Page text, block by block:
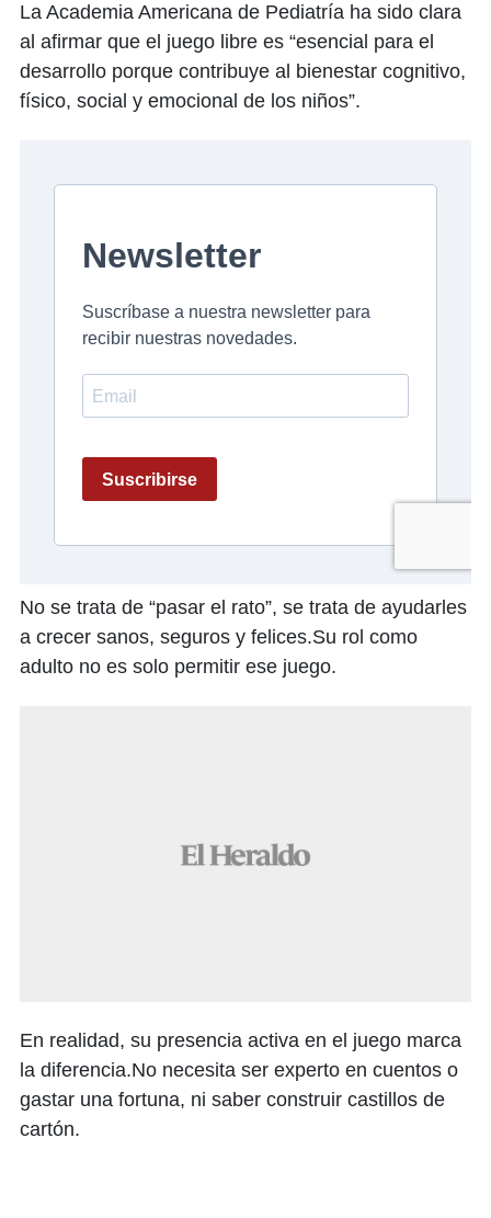
La Academia Americana de Pediatría ha sido clara
al afirmar que el juego libre es “esencial para el
desarrollo porque contribuye al bienestar cognitivo,
físico, social y emocional de los niños”.
No se trata de “pasar el rato”, se trata de ayudarles
a crecer sanos, seguros y felices.Su rol como
adulto no es solo permitir ese juego.
En realidad, su presencia activa en el juego marca
la diferencia.No necesita ser experto en cuentos o
gastar una fortuna, ni saber construir castillos de
cartón.